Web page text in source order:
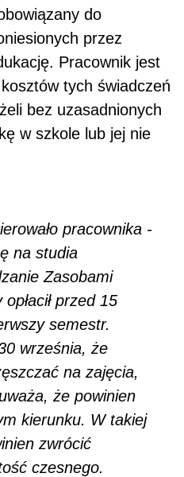
do
przez
Pracownik jest
tych świadczeń
bez uzasadnionych
w szkole lub jej nie
pracownika -
na studia
Zasobami
przed 15
semestr.
września, że
na zajęcia,
że powinien
kierunku. W takiej
zwrócić
czesnego.